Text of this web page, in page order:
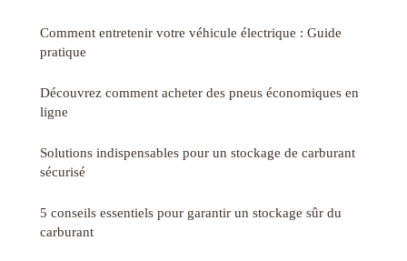
Comment entretenir votre véhicule électrique : Guide
pratique
Découvrez comment acheter des pneus économiques en
ligne
Solutions indispensables pour un stockage de carburant
sécurisé
5 conseils essentiels pour garantir un stockage sûr du
carburant